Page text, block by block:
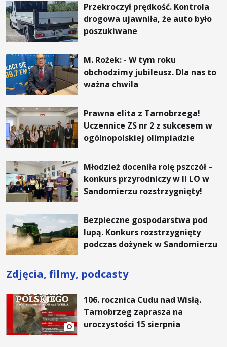
Przekroczył prędkość. Kontrola
drogowa ujawniła, że auto było
poszukiwane
M. Rożek: - W tym roku
obchodzimy jubileusz. Dla nas to
ważna chwila
Prawna elita z Tarnobrzega!
Uczennice ZS nr 2 z sukcesem w
ogólnopolskiej olimpiadzie
Młodzież doceniła rolę pszczół –
konkurs przyrodniczy w II LO w
Sandomierzu rozstrzygnięty!
Bezpieczne gospodarstwa pod
lupą. Konkurs rozstrzygnięty
podczas dożynek w Sandomierzu
Zdjęcia, filmy, podcasty
106. rocznica Cudu nad Wisłą.
Tarnobrzeg zaprasza na
uroczystości 15 sierpnia